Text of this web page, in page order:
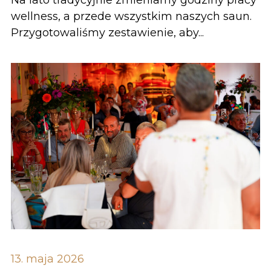
wellness, a przede wszystkim naszych saun.
Przygotowaliśmy zestawienie, aby...
13. maja 2026